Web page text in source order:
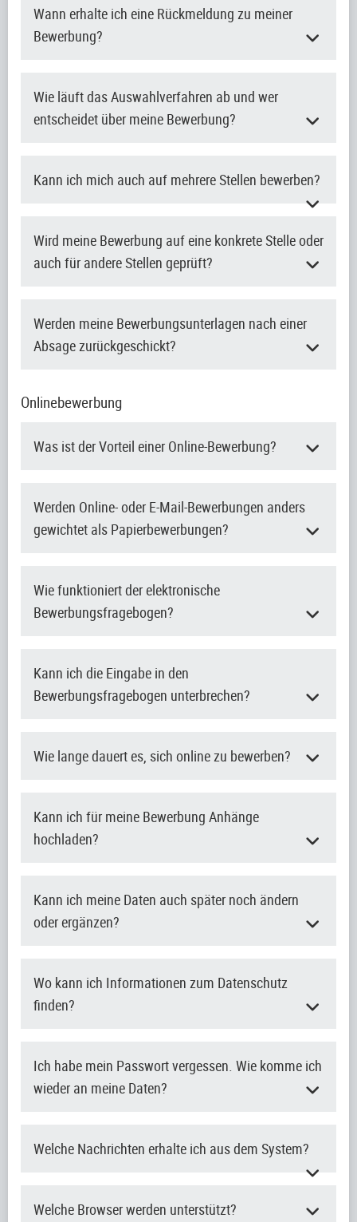
Wann erhalte ich eine Rückmeldung zu meiner
Bewerbung?
Wie läuft das Auswahlverfahren ab und wer
entscheidet über meine Bewerbung?
Kann ich mich auch auf mehrere Stellen bewerben?
Wird meine Bewerbung auf eine konkrete Stelle oder
auch für andere Stellen geprüft?
Werden meine Bewerbungsunterlagen nach einer
Absage zurückgeschickt?
Onlinebewerbung
Was ist der Vorteil einer Online-Bewerbung?
Werden Online- oder E-Mail-Bewerbungen anders
gewichtet als Papierbewerbungen?
Wie funktioniert der elektronische
Bewerbungsfragebogen?
Kann ich die Eingabe in den
Bewerbungsfragebogen unterbrechen?
Wie lange dauert es, sich online zu bewerben?
Kann ich für meine Bewerbung Anhänge
hochladen?
Kann ich meine Daten auch später noch ändern
oder ergänzen?
Wo kann ich Informationen zum Datenschutz
finden?
Ich habe mein Passwort vergessen. Wie komme ich
wieder an meine Daten?
Welche Nachrichten erhalte ich aus dem System?
Welche Browser werden unterstützt?